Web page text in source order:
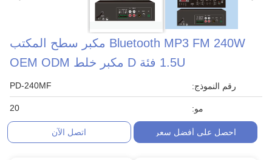
Bluetooth MP3 FM 240W مكبر سطح المكتب
1.5U فئة D مكبر خلط OEM ODM
رقم النموذج: PD-240MF
مو: 20
احصل على أفضل سعر اتصل الآن